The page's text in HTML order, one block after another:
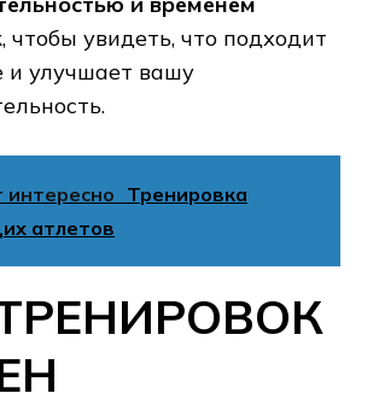
чтобы увидеть, что подходит
и улучшает вашу
интересно Тренировка
атлетов